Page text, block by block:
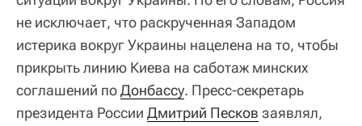
не исключает, что раскрученная Западом
истерика вокруг Украины нацелена на то, чтобы
прикрыть линию Киева на саботаж минских
соглашений поДонбассу. Пресс-секретарь
президента России Дмитрий Песков заявлял,